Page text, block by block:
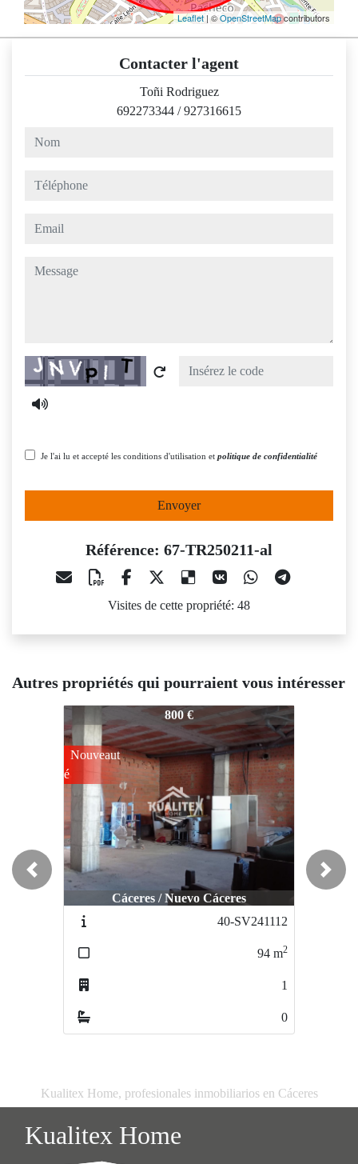
Leaflet| ©OpenStreetMapcontributors
Contacter l'agent
Toñi Rodriguez
692273344 /927316615
nom
téléphone
email
message
Captcha
Je l'ai lu et accepté les conditions d'utilisation et politique de confidentialité
Envoyer
Référence: 67-TR250211-al
Visites de cette propriété: 48
Autres propriétés qui pourraient vous intéresser
67-TR250211-al800 €
Cáceres / Nuevo Cáceres
Nouveaut
40-SV241112
94m2
67-TR250211-al 650 €
Cáceres / San Juan
Previous Next
Kualitex Home, profesionales inmobiliarios en Cáceres
Kualitex Home